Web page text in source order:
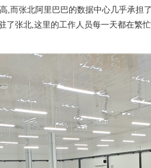
,而张北阿里巴巴的数据中心几乎承担
了张北,这里的工作人员每一天都在繁